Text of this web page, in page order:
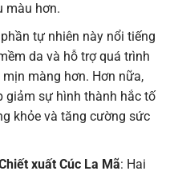
màu hơn.
tự nhiên này nổi tiếng
da và hỗ trợ quá trình
màng hơn. Hơn nữa,
giảm sự hình thành hắc tố
khỏe và tăng cường sức
xuất Cúc La Mã: Hai